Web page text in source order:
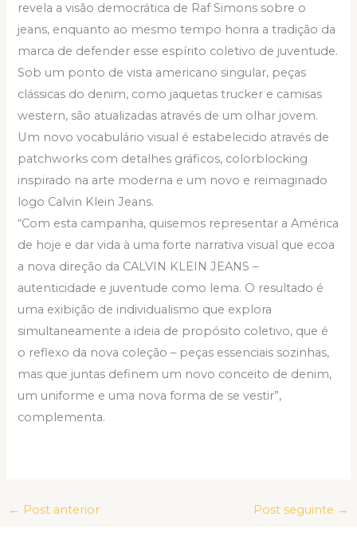
revela a visão democrática de Raf Simons sobre o
jeans, enquanto ao mesmo tempo honra a tradição da
marca de defender esse espírito coletivo de juventude.
Sob um ponto de vista americano singular, peças
clássicas do denim, como jaquetas trucker e camisas
western, são atualizadas através de um olhar jovem.
Um novo vocabulário visual é estabelecido através de
patchworks com detalhes gráficos, colorblocking
inspirado na arte moderna e um novo e reimaginado
logo Calvin Klein Jeans.
“Com esta campanha, quisemos representar a América
de hoje e dar vida à uma forte narrativa visual que ecoa
a nova direção da CALVIN KLEIN JEANS –
autenticidade e juventude como lema. O resultado é
uma exibição de individualismo que explora
simultaneamente a ideia de propósito coletivo, que é
o reflexo da nova coleção – peças essenciais sozinhas,
mas que juntas definem um novo conceito de denim,
um uniforme e uma nova forma de se vestir”,
complementa.
← Post anterior Post seguinte →